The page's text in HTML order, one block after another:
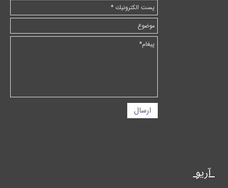
ارسال
آریو